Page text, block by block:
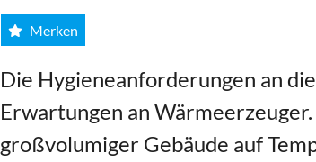
Merken
Die Hygieneanforderungen an
Erwartungen an
großvolumiger Gebäude auf